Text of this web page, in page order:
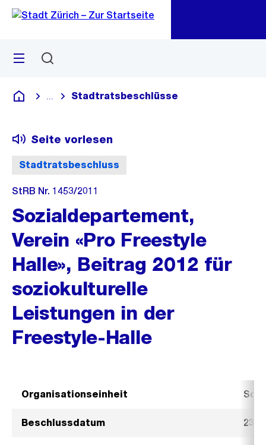
Navigation
Sprunglink
Menü
Deutsch
Blende alle Breadcrumbs ein
Stadtratsbeschlüsse
Stadtratsbeschluss
Seite vorlesen
StRB Nr. 1453/2011
Sozialdepartement,
Verein «Pro Freestyle
Halle», Beitrag 2012 für
soziokulturelle
Leistungen in der
Freestyle-Halle
Organisationseinheit
Beschlussdatum 23.